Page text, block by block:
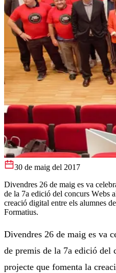
30 de maig del 2017
Divendres 26 de maig es va
de la 7a edició del concurs Webs
creació digital entre els alumnes
Formatius.
Divendres 26 de maig es va
de premis de la 7a edició del
projecte que fomenta la